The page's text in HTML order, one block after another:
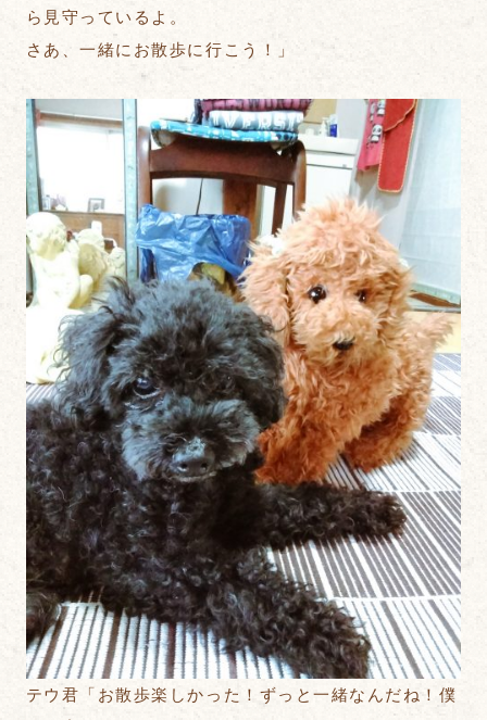
ら見守っているよ。
さあ、一緒にお散歩に行こう！」
テウ君「お散歩楽しかった！ずっと一緒なんだね！僕